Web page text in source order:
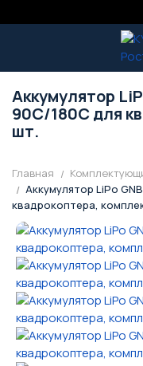
Аккумулятор
90C/180C для
шт.
Главная
Аккумулятор LiPo
квадрокоптера,